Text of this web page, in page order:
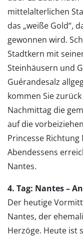
mittelalterlichen
das „weiße Gold“,
gewonnen wird.
Stadtkern mit
Steinhäusern und
Guérandesalz
kommen Sie
Nachmittag die
auf die
Princesse
Abendessens
Nantes.
4. Tag: Nantes –
Der heutige
Nantes, der
Herzöge. Heute ist